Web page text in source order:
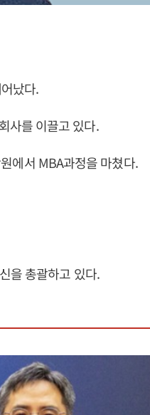
났다.
사를 이끌고 있다.
에서 MBA과정을 마쳤다.
을 총괄하고 있다.